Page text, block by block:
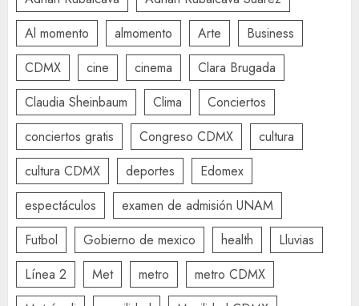
Al momento
almomento Arte
Business
CDMX
cine cinema
Clara Brugada
Claudia Sheinbaum
Clima
Conciertos
conciertos gratis
Congreso CDMX
cultura
cultura CDMX
deportes
Edomex
espectáculos
examen de admisión UNAM
Futbol
Gobierno de mexico health
Lluvias
Línea 2
Met metro
metro CDMX